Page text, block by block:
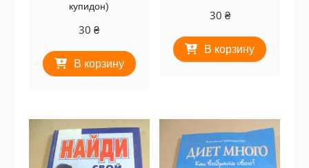
купидон)
30₴
В корзину
30 ₴
В корзину